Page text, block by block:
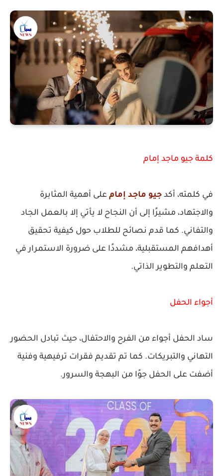
كلمة جيو ماجد إمام
في كلمته، أكد جيو ماجد إمام على أهمية المثابرة
والاجتهاد، مشيرًا إلى أن النجاح لا يأتي إلا بالعمل الجاد
والتفاني. كما قدم نصائح للطلاب حول كيفية تحقيق
أهدافهم المستقبلية، مشددًا على ضرورة الاستمرار في
التعلم والتطوير الذاتي.
أجواء الحفل
ساد الحفل أجواء من الفرح والاحتفال، حيث تبادل الحضور
التهاني والتبريكات. كما تم تقديم فقرات ترفيهية وفنية
أضفت على الحفل جوًا من البهجة والسرور.